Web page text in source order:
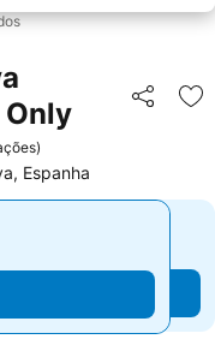
Partilhar
)
Espanha